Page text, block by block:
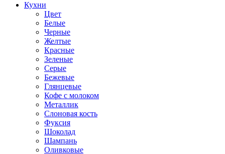
Кухни
Цвет
Белые
Черные
Желтые
Красные
Зеленые
Серые
Бежевые
Глянцевые
Кофе с молоком
Металлик
Слоновая кость
Фуксия
Шоколад
Шампань
Оливковые